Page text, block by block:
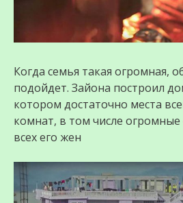
Когда семья такая огромная,
подойдет. Зайона построил
котором достаточно места
комнат, в том числе
всех его жен